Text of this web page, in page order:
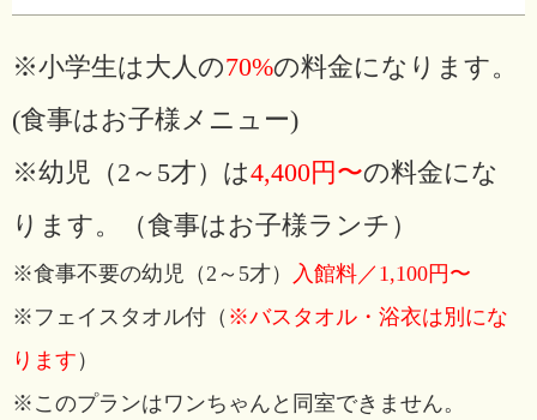
※小学生は大人の70%の料金になります。
(食事はお子様メニュー)
※幼児（2～5才）は4,400円〜の料金にな
ります。（食事はお子様ランチ）
※食事不要の幼児（2～5才）
入館料／1,100円〜
※フェイスタオル付（ ※バスタオル・浴衣は別にな
ります ）
※このプランはワンちゃんと同室できません。